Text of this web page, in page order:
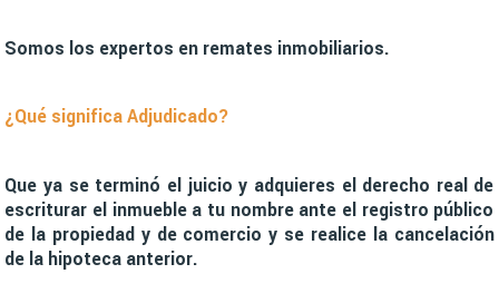
Somos los expertos en remates inmobiliarios.
¿Qué significa Adjudicado?
Que ya se terminó el juicio y adquieres el derecho real de
escriturar el inmueble a tu nombre ante el registro público
de la propiedad y de comercio y se realice la cancelación
de la hipoteca anterior.